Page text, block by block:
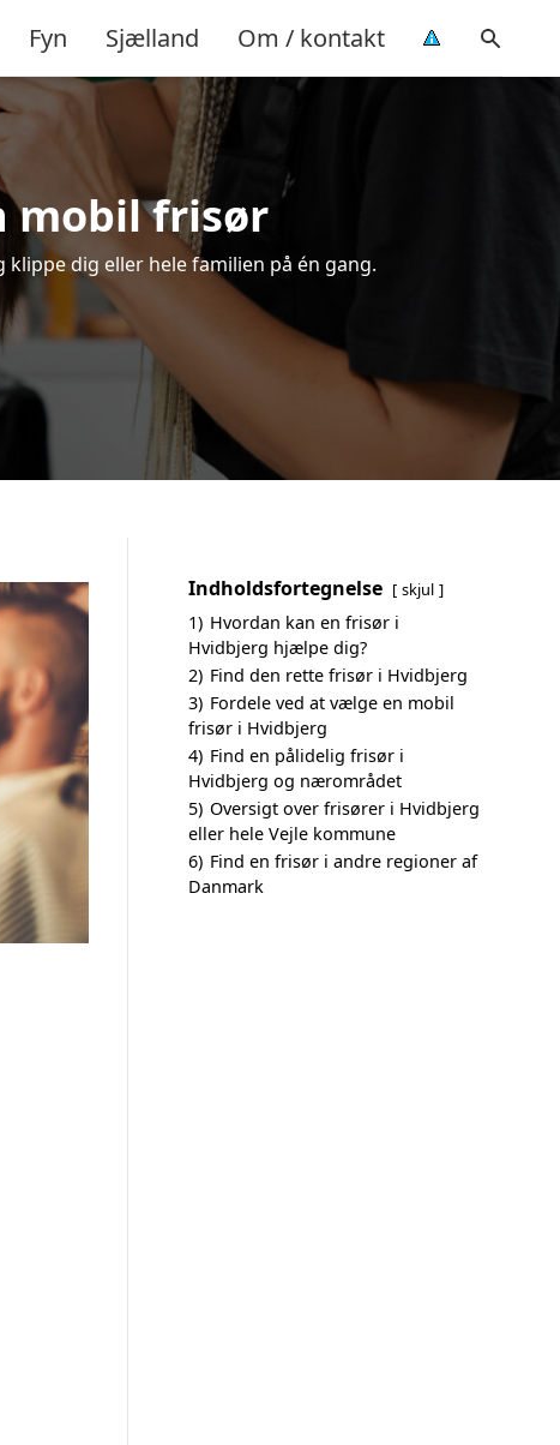
Fyn Sjælland Om / kontakt
mobil frisør
dig eller hele familien på én gang.
Indholdsfortegnelse skjul
1) Hvordan kan en frisør i
Hvidbjerg hjælpe dig?
2) Find den rette frisør i Hvidbjerg
3) Fordele ved at vælge en mobil
frisør i Hvidbjerg
4) Find en pålidelig frisør i
Hvidbjerg og nærområdet
5) Oversigt over frisører i Hvidbjerg
eller hele Vejle kommune
6) Find en frisør i andre regioner af
Danmark